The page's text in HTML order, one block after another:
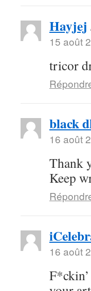
Hayjej
15 août
tricor
black
16 août
Thank
Keep
16 août